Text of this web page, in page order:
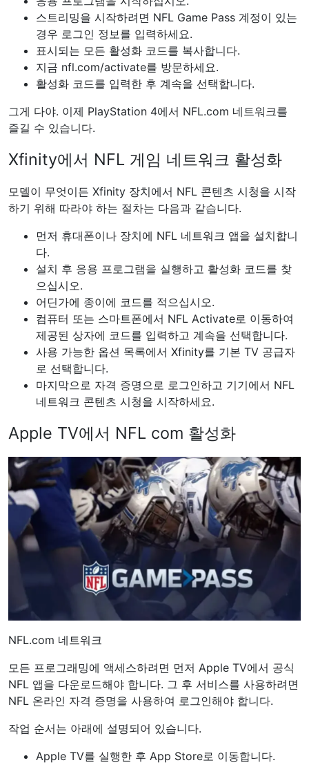
스트리밍을 시작하려면 NFL Game Pass 계정이 있는
경우 로그인 정보를 입력하세요.
표시되는 모든 활성화 코드를 복사합니다.
지금 nfl.com/activate를 방문하세요.
활성화 코드를 입력한 후 계속을 선택합니다.
그게 다야. 이제 PlayStation 4에서 NFL.com 네트워크를
즐길 수 있습니다.
Xfinity에서 NFL 게임 네트워크 활성화
모델이 무엇이든 Xfinity 장치에서 NFL 콘텐츠 시청을 시작
하기 위해 따라야 하는 절차는 다음과 같습니다.
먼저 휴대폰이나 장치에 NFL 네트워크 앱을 설치합니
다.
설치 후 응용 프로그램을 실행하고 활성화 코드를 찾
으십시오.
어딘가에 종이에 코드를 적으십시오.
컴퓨터 또는 스마트폰에서 NFL Activate로 이동하여
제공된 상자에 코드를 입력하고 계속을 선택합니다.
사용 가능한 옵션 목록에서 Xfinity를 기본 TV 공급자
로 선택합니다.
마지막으로 자격 증명으로 로그인하고 기기에서 NFL
네트워크 콘텐츠 시청을 시작하세요.
Apple TV에서 NFL com 활성화
NFL.com 네트워크
모든 프로그래밍에 액세스하려면 먼저 Apple TV에서 공식
NFL 앱을 다운로드해야 합니다. 그 후 서비스를 사용하려면
NFL 온라인 자격 증명을 사용하여 로그인해야 합니다.
작업 순서는 아래에 설명되어 있습니다.
Apple TV를 실행한 후 App Store로 이동합니다.